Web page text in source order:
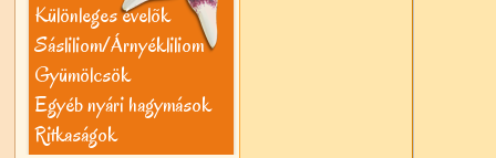
Különleges évelõk
Sásliliom/Árnyékliliom
Gyümölcsök
Egyéb nyári hagymások
Ritkaságok